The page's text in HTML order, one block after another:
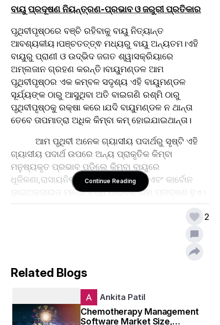
ବାୟୁ ପ୍ରଦୂଷଣ ନିୟନ୍ତ୍ରଣ-ପ୍ରଭାବ ଓ ଜରୁରୀ ପ୍ରତିକାର
ପୃଥିବୀପୃଷ୍ଠରେ ବଞ୍ଚି ରହିବାକୁ ବାୟୁ ନିତ୍ୟାନ୍ତ
ଆବଶ୍ୟକୀୟ।ପଞ୍ଚତତ୍ତ୍ଵ ମଧ୍ୟରୁ ବାୟୁ ଅନ୍ୟତମ।ଏହି
ବାୟୁରୁ ପ୍ରାଣୀ ଓ ଉଦ୍ଭିଦ ଜଗତ ଶ୍ୱାସକ୍ରିୟାରେ
ଅମ୍ଲଜାନ ଗ୍ରହଣ କରନ୍ତି।ବାୟୁମଣ୍ଡଳ ଆମ
ପୃଥିବୀପୃଷ୍ଠର ଏକ କମ୍ବଳ ସଦୃଶ୍ୟ ଏହି ବାୟୁମଣ୍ଡଳ
ସୂର୍ଯ୍ୟଙ୍କ ଠାରୁ ଆସୁଥିବା ଅତି ବାଇଗଣି ରଶ୍ମି ଠାରୁ
ପୃଥିବୀପୃଷ୍ଠକୁ ରକ୍ଷା କରେ।ଯଦି ବାୟୁମଣ୍ଡଳ ନ ଥାନ୍ତା
ତେବେ ତାପମାତ୍ରା ଅଧିକ କିମ୍ବା କମ୍ ହୋଇଯାଇଥାନ୍ତା।
ଆମ ପୃଥିବୀ ଅନେକ ଗ୍ୟାସୀୟ ପଦାର୍ଥରୁ ସୃଷ୍ଟି ଏହି
ଗ୍ୟାସୀୟ ପଦାର୍ଥ ଉପରେ ଅନ୍ୟ ପ୍ରାକୃତିକ କିମ୍ବା
ମନୁଷ୍ୟକୃତ ପ୍ରଭାବ ପଡିଲେ କିମ୍ବା ବାୟୁରେ
ଧୂଳିକଣା,ରାସାୟନିକ ପଦାର୍ଥ,ଜୈବିକ ପଦାର୍ଥ ଏବଂ କାର୍ବୋନ
ଡ଼ାଇଅକ୍ସାଇଡ ମାତ୍ର ବୃଦ୍ଧି ପାଇଲେ ତାହା ପ୍ରଦୂଷଣ ହୁଏ।
Continue Reading
2
Related Blogs
Ankita Patil
Chemotherapy Management
Software Market Size,